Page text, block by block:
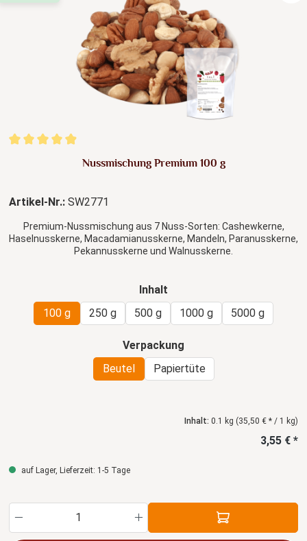
Durchschnittliche Bewertung von 4.91 von 5 Sternen
Nussmischung Premium 100 g
Artikel-Nr.: SW2771
Premium-Nussmischung aus 7 Nuss-Sorten: Cashewkerne,
Haselnusskerne, Macadamianusskerne, Mandeln, Paranusskerne,
Pekannusskerne und Walnusskerne.
Inhalt
100 g
250 g 500 g 1000 g 5000 g
Verpackung
Beutel
Papiertüte
Inhalt: 0.1 kg (35,50 € * / 1 kg)
3,55 € *
auf Lager, Lieferzeit: 1-5 Tage
Produkt Anzahl: Gib den gewünschten Wert